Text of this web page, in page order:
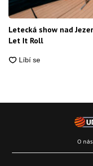
Letecká show nad
Let It Roll
O nás